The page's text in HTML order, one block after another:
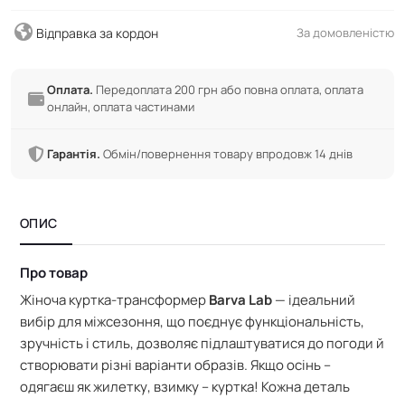
Відправка за кордон За домовленістю
Оплата. Передоплата 200 грн або повна оплата, оплата
онлайн, оплата частинами
Гарантія. Обмін/повернення товару впродовж 14 днів
ОПИС
Про товар
Жіноча куртка-трансформерBarva Lab— ідеальний
вибір для міжсезоння, що поєднує функціональність,
зручність і стиль, дозволяє підлаштуватися до погоди й
створювати різні варіанти образів. Якщо осінь –
одягаєш як жилетку, взимку – куртка! Кожна деталь